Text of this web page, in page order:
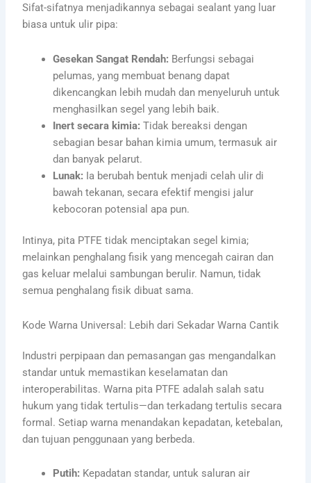
Sifat-sifatnya menjadikannya sebagai sealant yang luar
biasa untuk ulir pipa:
Gesekan Sangat Rendah: Berfungsi sebagai
pelumas, yang membuat benang dapat
dikencangkan lebih mudah dan menyeluruh untuk
menghasilkan segel yang lebih baik.
Inert secara kimia: Tidak bereaksi dengan
sebagian besar bahan kimia umum, termasuk air
dan banyak pelarut.
Lunak: Ia berubah bentuk menjadi celah ulir di
bawah tekanan, secara efektif mengisi jalur
kebocoran potensial apa pun.
Intinya, pita PTFE tidak menciptakan segel kimia;
melainkan penghalang fisik yang mencegah cairan dan
gas keluar melalui sambungan berulir. Namun, tidak
semua penghalang fisik dibuat sama.
Kode Warna Universal: Lebih dari Sekadar Warna Cantik
Industri perpipaan dan pemasangan gas mengandalkan
standar untuk memastikan keselamatan dan
interoperabilitas. Warna pita PTFE adalah salah satu
hukum yang tidak tertulis—dan terkadang tertulis secara
formal. Setiap warna menandakan kepadatan, ketebalan,
dan tujuan penggunaan yang berbeda.
Putih: Kepadatan standar, untuk saluran air